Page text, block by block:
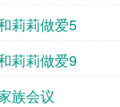
莉莉做爱5
莉莉做爱9
族会议